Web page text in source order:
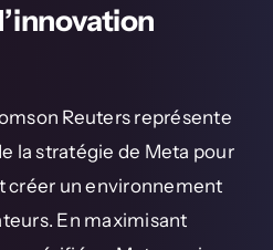
Reuters représente
la stratégie de Meta pour
créer un environnement
En maximisant